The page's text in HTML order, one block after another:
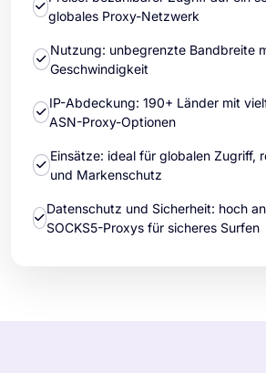
globales Proxy-Netzwerk
Nutzung: unbegrenzte Bandbreite
Geschwindigkeit
IP-Abdeckung: 190+ Länder mit
ASN-Proxy-Optionen
Einsätze: ideal für globalen Zugriff,
und Markenschutz
Datenschutz und Sicherheit: hoch
SOCKS5-Proxys für sicheres Surfen